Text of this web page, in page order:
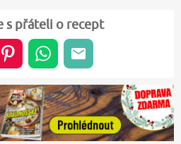
s přáteli o recept